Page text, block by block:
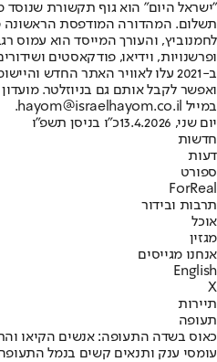
"ישראל היום" הוא גוף תקשורת שנוסד
ופרשנויות, וידיאו, פודקאסטים
ב-2021 עלו לאוויר האתר החדש
ואפשר לקבל אותם גם בניוזלטר.
במייל hayom@israelhayom.co.il.
יום שני, 13.4.2026
כ"ו בניסן תשפ"ו
חדשות
דעות
ספורט
ForReal
תרבות ובידור
אוכל
מגזין
אנחנו מגייסים
English
X
תיירות
תעופה
כאוס בשדה התעופה: אנשים הקיאו
עומסי ענק ותנאים קשים בנמל